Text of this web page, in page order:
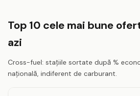
Top 10 cele mai bune
azi
Cross-fuel: stațiile sortate după %
națională, indiferent de carburant.